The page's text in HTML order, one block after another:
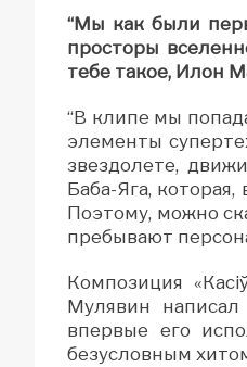
“Мы как были
просторы
тебе такое, Илон
“В клипе мы
элементы
звездолете,
Баба-Яга,
Поэтому, можно
пребывают
Композиция
Мулявин
впервые его
безусловным